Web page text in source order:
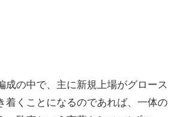
の中で、主に新規上場がグロース
着くことになるのであれば、一体の